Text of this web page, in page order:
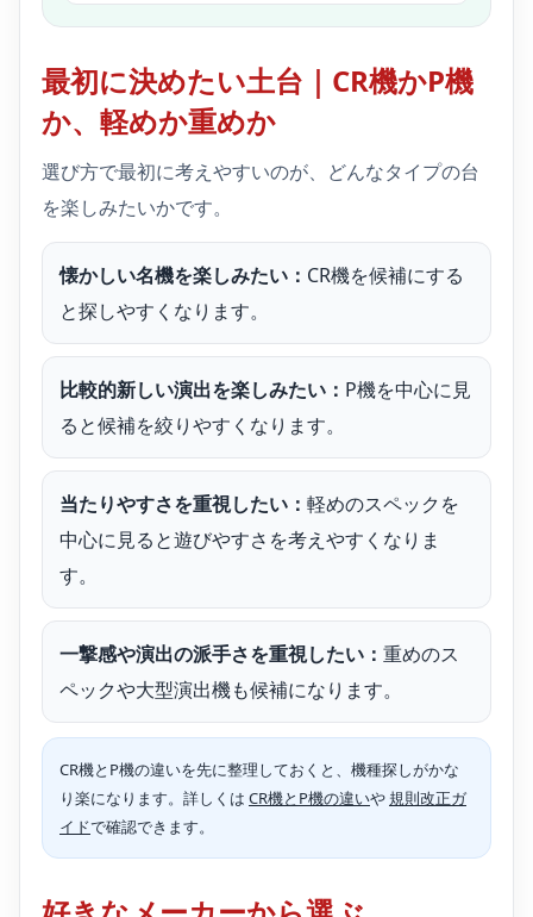
最初に決めたい土台｜CR機かP機
か、軽めか重めか
選び方で最初に考えやすいのが、どんなタイプの台
を楽しみたいかです。
懐かしい名機を楽しみたい： CR機を候補にする
と探しやすくなります。
比較的新しい演出を楽しみたい： P機を中心に見
ると候補を絞りやすくなります。
当たりやすさを重視したい： 軽めのスペックを
中心に見ると遊びやすさを考えやすくなりま
す。
一撃感や演出の派手さを重視したい： 重めのス
ペックや大型演出機も候補になります。
CR機とP機の違いを先に整理しておくと、機種探しがかな
り楽になります。詳しくは CR機とP機の違いや 規則改正ガ
イドで確認できます。